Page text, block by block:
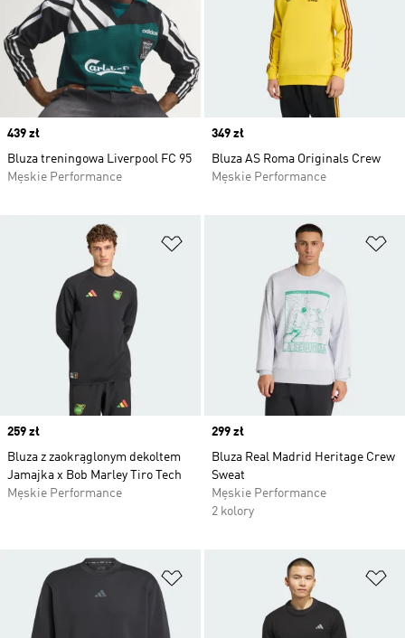
Price
439 zł
Bluza treningowa Liverpool FC 95
Męskie Performance
Price
349 zł
Bluza AS Roma Originals Crew
Męskie Performance
Dodaj do listy życzeń
Price
259 zł
Bluza z zaokrąglonym dekoltem
Jamajka x Bob Marley Tiro Tech
Męskie Performance
Price
299 zł
Bluza Real Madrid Heritage Crew
Sweat
Męskie Performance
2 kolory
Dodaj do listy życzeń